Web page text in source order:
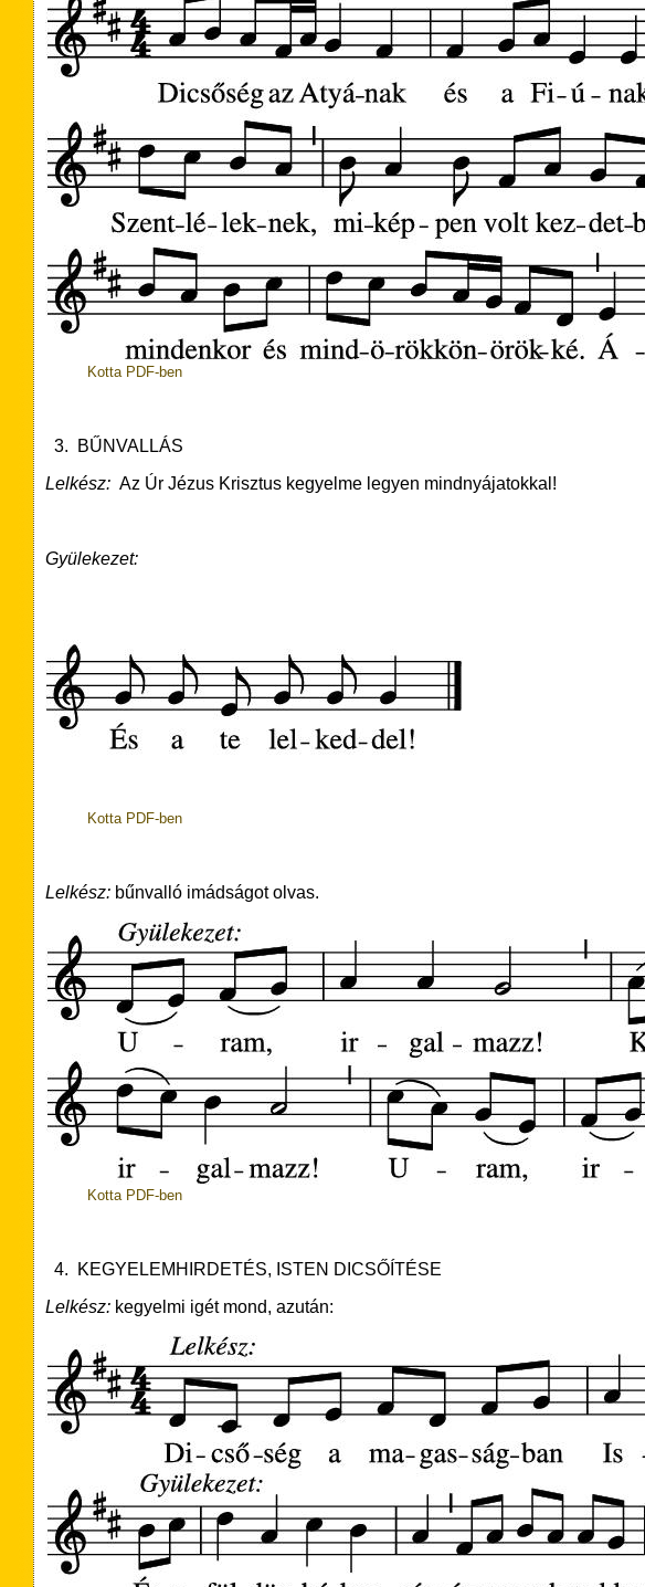
Kotta PDF-ben
3. BŰNVALLÁS
Lelkész: Az Úr Jézus Krisztus kegyelme legyen mindnyájatokkal!
Gyülekezet:
Kotta PDF-ben
Lelkész: bűnvalló imádságot olvas.
Kotta PDF-ben
4. KEGYELEMHIRDETÉS, ISTEN DICSŐÍTÉSE
Lelkész: kegyelmi igét mond, azután: